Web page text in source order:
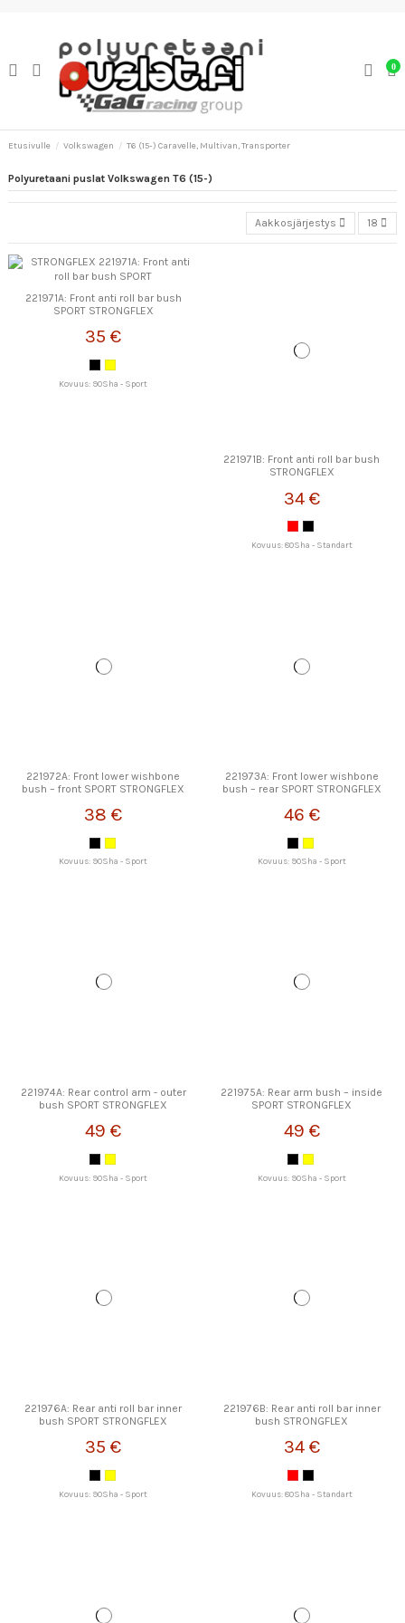
0
Etusivulle Volkswagen T6 (15-) Caravelle, Multivan, Transporter
Polyuretaani puslat Volkswagen T6 (15-)
Aakkosjärjestys 18
221971A: Front anti roll bar bush
SPORT STRONGFLEX
35 €
Kovuus: 90Sha - Sport
221971B: Front anti roll bar bush
STRONGFLEX
34 €
Kovuus: 80Sha - Standart
221972A: Front lower wishbone
bush – front SPORT STRONGFLEX
38 €
Kovuus: 90Sha - Sport
221973A: Front lower wishbone
bush – rear SPORT STRONGFLEX
46 €
Kovuus: 90Sha - Sport
221974A: Rear control arm - outer
bush SPORT STRONGFLEX
49 €
Kovuus: 90Sha - Sport
221975A: Rear arm bush – inside
SPORT STRONGFLEX
49 €
Kovuus: 90Sha - Sport
221976A: Rear anti roll bar inner
bush SPORT STRONGFLEX
35 €
Kovuus: 90Sha - Sport
221976B: Rear anti roll bar inner
bush STRONGFLEX
34 €
Kovuus: 80Sha - Standart